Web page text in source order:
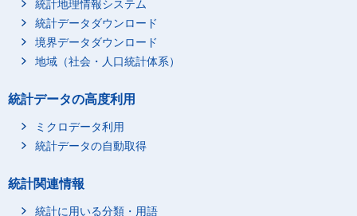
統計地理情報システム
統計データダウンロード
境界データダウンロード
地域（社会・人口統計体系）
統計データの高度利用
ミクロデータ利用
統計データの自動取得
統計関連情報
統計に用いる分類・用語